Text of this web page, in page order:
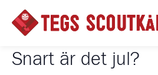
Snart är det jul?